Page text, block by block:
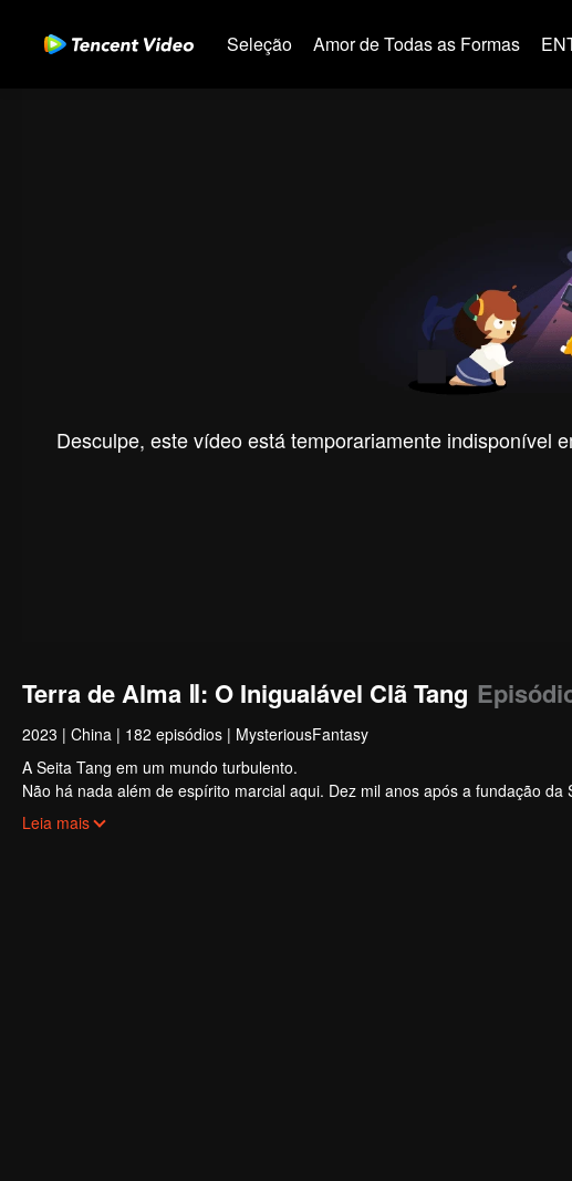
Seleção Amor de Todas as Formas
Desculpe, este vídeo está temporariamente indisponível
Terra de Alma Ⅱ: O Inigualável Clã Tang
2023 | China | 182 episódios | MysteriousFantasy
A Seita Tang em um mundo turbulento.
Não há nada além de espírito marcial aqui. Dez mil anos após a fundação
extremamente talentoso. Os novos Shrek Seven Monsters podem reviver a
Leia mais